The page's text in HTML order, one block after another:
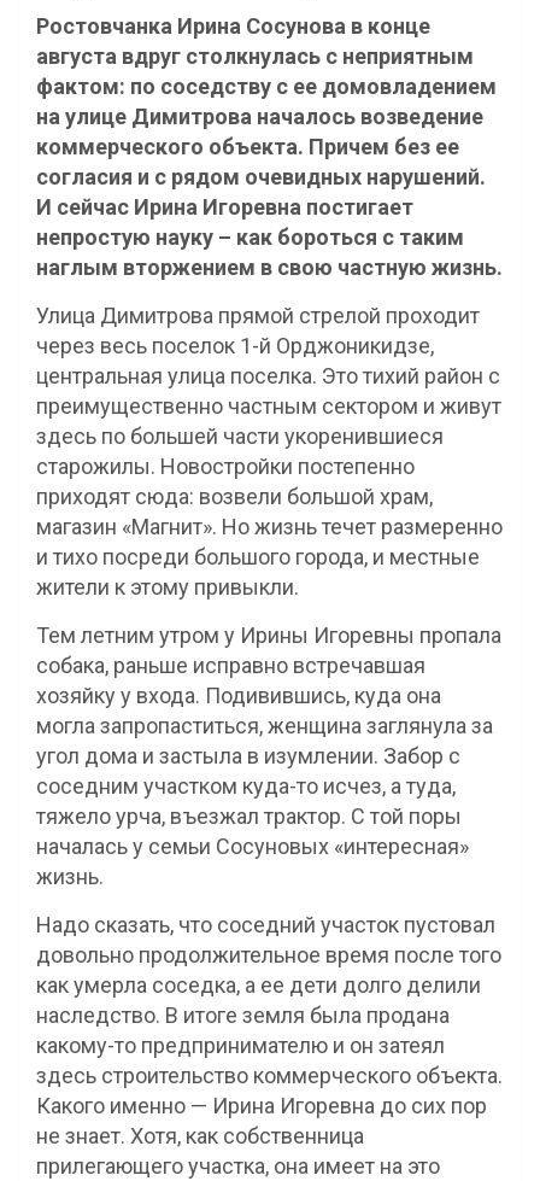
Ростовчанка Ирина Сосунова в конце
августа вдруг столкнулась с неприятным
фактом: по соседству с ее домовладением
на улице Димитрова началось возведение
коммерческого объекта. Причем без ее
согласия и с рядом очевидных нарушений.
И сейчас Ирина Игоревна постигает
непростую науку – как бороться с таким
наглым вторжением в свою частную жизнь.
Улица Димитрова прямой стрелой проходит
через весь поселок 1-й Орджоникидзе,
центральная улица поселка. Это тихий район с
преимущественно частным сектором и живут
здесь по большей части укоренившиеся
старожилы. Новостройки постепенно
приходят сюда: возвели большой храм,
магазин «Магнит». Но жизнь течет размеренно
и тихо посреди большого города, и местные
жители к этому привыкли.
Тем летним утром у Ирины Игоревны пропала
собака, раньше исправно встречавшая
хозяйку у входа. Подивившись, куда она
могла запропаститься, женщина заглянула за
угол дома и застыла в изумлении. Забор с
соседним участком куда-то исчез, а туда,
тяжело урча, въезжал трактор. С той поры
началась у семьи Сосуновых «интересная»
жизнь.
Надо сказать, что соседний участок пустовал
довольно продолжительное время после того
как умерла соседка, а ее дети долго делили
наследство. В итоге земля была продана
какому-то предпринимателю и он затеял
здесь строительство коммерческого объекта.
Какого именно — Ирина Игоревна до сих пор
не знает. Хотя, как собственница
прилегающего участка, она имеет на это